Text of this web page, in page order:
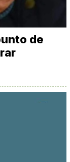
de